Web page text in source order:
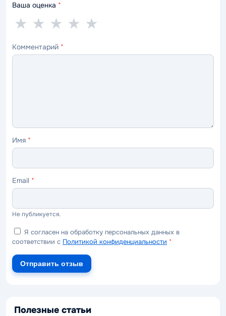
Ваша оценка *
5
—
★
4
—
★
3
—
★
2
—
★
1
—
★
Комментарий *
Имя *
Email *
Не публикуется.
Я согласен на обработку персональных данных в
соответствии с Политикой конфиденциальности *
Отправить отзыв
Полезные статьи